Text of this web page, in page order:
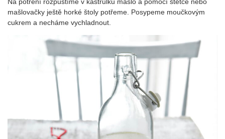
mašlovačky ještě horké štoly potřeme. Posypeme moučkovým
cukrem a necháme vychladnout.